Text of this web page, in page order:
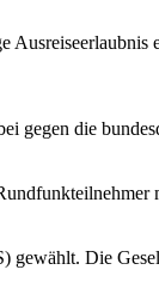
Ausreiseerlaubnis
gegen die
Die